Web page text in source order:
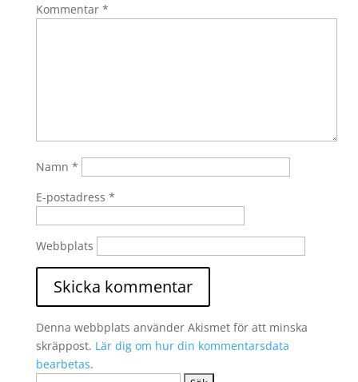
Kommentar *
Namn *
E-postadress *
Webbplats
Denna webbplats använder Akismet för att minska
skräppost. Lär dig om hur din kommentarsdata
bearbetas.